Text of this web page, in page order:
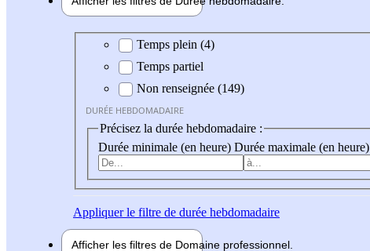
Durée hebdomadaire
Temps plein (4)
Temps partiel
Non renseignée (149)
DURÉE HEBDOMADAIRE
Précisez la durée hebdomadaire :
Durée minimale (en heure) Durée maximale (en heure)
Appliquerle filtre de durée hebdomadaire
Afficher les filtres de Domaine professionnel